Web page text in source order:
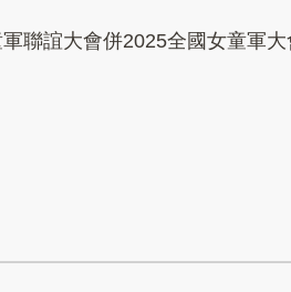
軍聯誼大會併2025全國女童軍